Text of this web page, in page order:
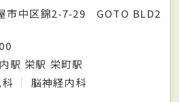
市中区錦2-7-29 GOTO BLD2
駅 栄駅 栄町駅
脳神経内科